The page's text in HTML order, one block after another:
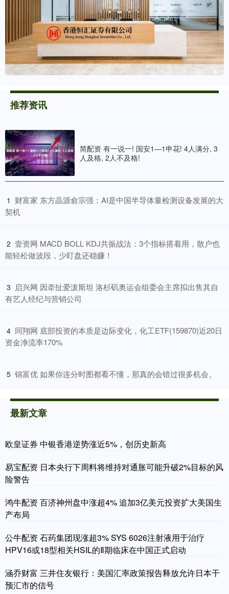
推荐资讯
简配资 有一说一! 国安1—1申花! 4人满分, 3
人及格, 2人不及格!
1 ​财富家 东方晶源俞宗强：AI是中国半导体量检测设备发展的大
契机
2 ​壹资网 MACD BOLL KDJ共振战法：3个指标搭着用，散户也
能轻松做波段，少盯盘还稳赚！
3 ​启兴网 因牵扯爱泼斯坦 洛杉矶奥运会组委会主席拟出售其自
有艺人经纪与营销公司
4 ​同翔网 底部投资的本质是边际变化，化工ETF(159870)近20日
资金净流率170%
5 ​锦富优 如果你连分时图都看不懂，那真的会错过很多机会。
最新文章
欧皇证券 中银香港逆势涨近5%，创历史新高
易宝配资 日本央行下周料将维持对通胀可能升破2%目标的风
险警告
鸿牛配资 百济神州盘中涨超4% 追加3亿美元投资扩大美国生
产布局
公牛配资 石药集团现涨超3% SYS 6026注射液用于治疗
HPV16或18型相关HSIL的Ⅱ期临床在中国正式启动
涵乔财富 三井住友银行：美国汇率政策报告释放允许日本干
预汇市的信号